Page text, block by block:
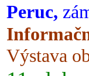
Peruc,
Výstava